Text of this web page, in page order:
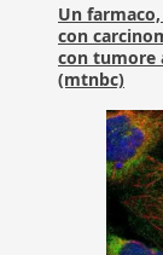
Un
con
con tumore
(mtnbc)